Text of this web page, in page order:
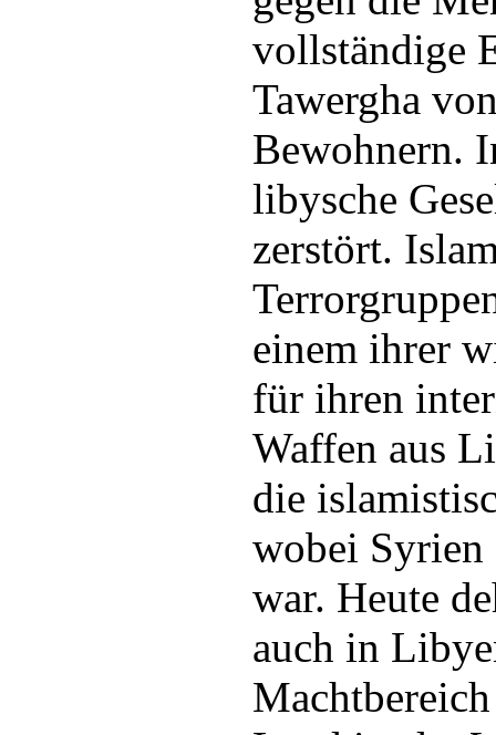
vollständige
Tawergha
Bewohnern.
libysche
zerstört.
einem ihrer
für ihren
Waffen aus
die
wobei Syrien
war. Heute
auch in